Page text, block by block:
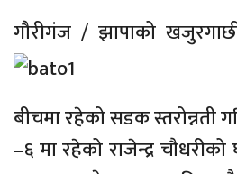
गौरीगंज / झापाको
बीचमा रहेको सडक स्तरोन्नती
–६ मा रहेको राजेन्द्र